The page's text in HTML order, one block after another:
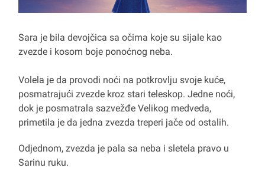
Sara je bila devojčica sa očima koje su sijale kao
zvezde i kosom boje ponoćnog neba.
Volela je da provodi noći na potkrovlju svoje kuće,
posmatrajući zvezde kroz stari teleskop. Jedne noći,
dok je posmatrala sazvežđe Velikog medveda,
primetila je da jedna zvezda treperi jače od ostalih.
Odjednom, zvezda je pala sa neba i sletela pravo u
Sarinu ruku.